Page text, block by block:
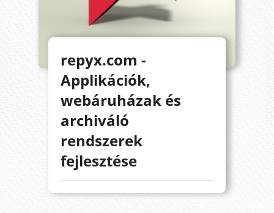
repyx.com -
Applikációk,
webáruházak és
archiváló
rendszerek
fejlesztése